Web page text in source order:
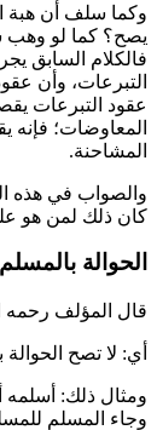
وكما سلف أن هبة
يصح؟ كما لو وهب
فالكلام السابق
التبرعات، وأن
عقود التبرعات
المعاوضات؛ فإنه
المشاحنة.
والصواب في هذه
كان ذلك لمن هو
الحوالة
قال المؤلف رحمه
أي: لا تصح
ومثال ذلك: أسلمه
وجاء المسلم